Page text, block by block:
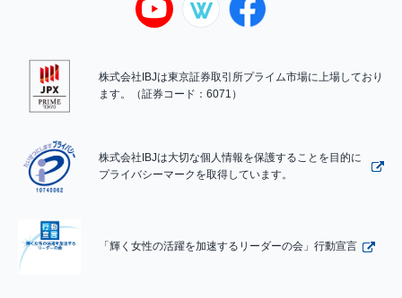
株式会社IBJは東京証券取引所プライム市場に上場しており
ます。（証券コード：6071）
株式会社IBJは大切な個人情報を保護することを目的に
プライバシーマークを取得しています。
「輝く女性の活躍を加速するリーダーの会」行動宣言